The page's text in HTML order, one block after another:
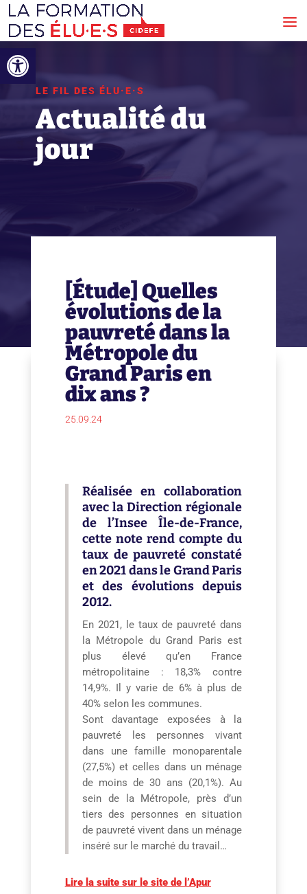
Ouvrir la barre d’outils
LE FIL DES ÉLU·E·S
Actualité du
jour
[Étude] Quelles
évolutions de la
pauvreté dans la
Métropole du
Grand Paris en
dix ans ?
25.09.24
Réalisée en collaboration
avec la Direction régionale
de l’Insee Île-de-France,
cette note rend compte du
taux de pauvreté constaté
en 2021 dans le Grand Paris
et des évolutions depuis
2012.
En 2021, le taux de pauvreté dans
la Métropole du Grand Paris est
plus élevé qu’en France
métropolitaine : 18,3% contre
14,9%. Il y varie de 6% à plus de
40% selon les communes.
Sont davantage exposées à la
pauvreté les personnes vivant
dans une famille monoparentale
(27,5%) et celles dans un ménage
de moins de 30 ans (20,1%). Au
sein de la Métropole, près d’un
tiers des personnes en situation
de pauvreté vivent dans un ménage
inséré sur le marché du travail…
Lire la suite sur le site de l’Apur